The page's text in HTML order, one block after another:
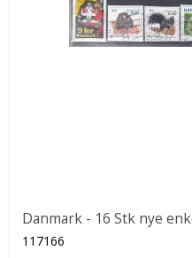
Danmark - 16 Stk nye
117166